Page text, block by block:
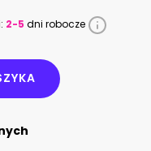
2-5 dni robocze